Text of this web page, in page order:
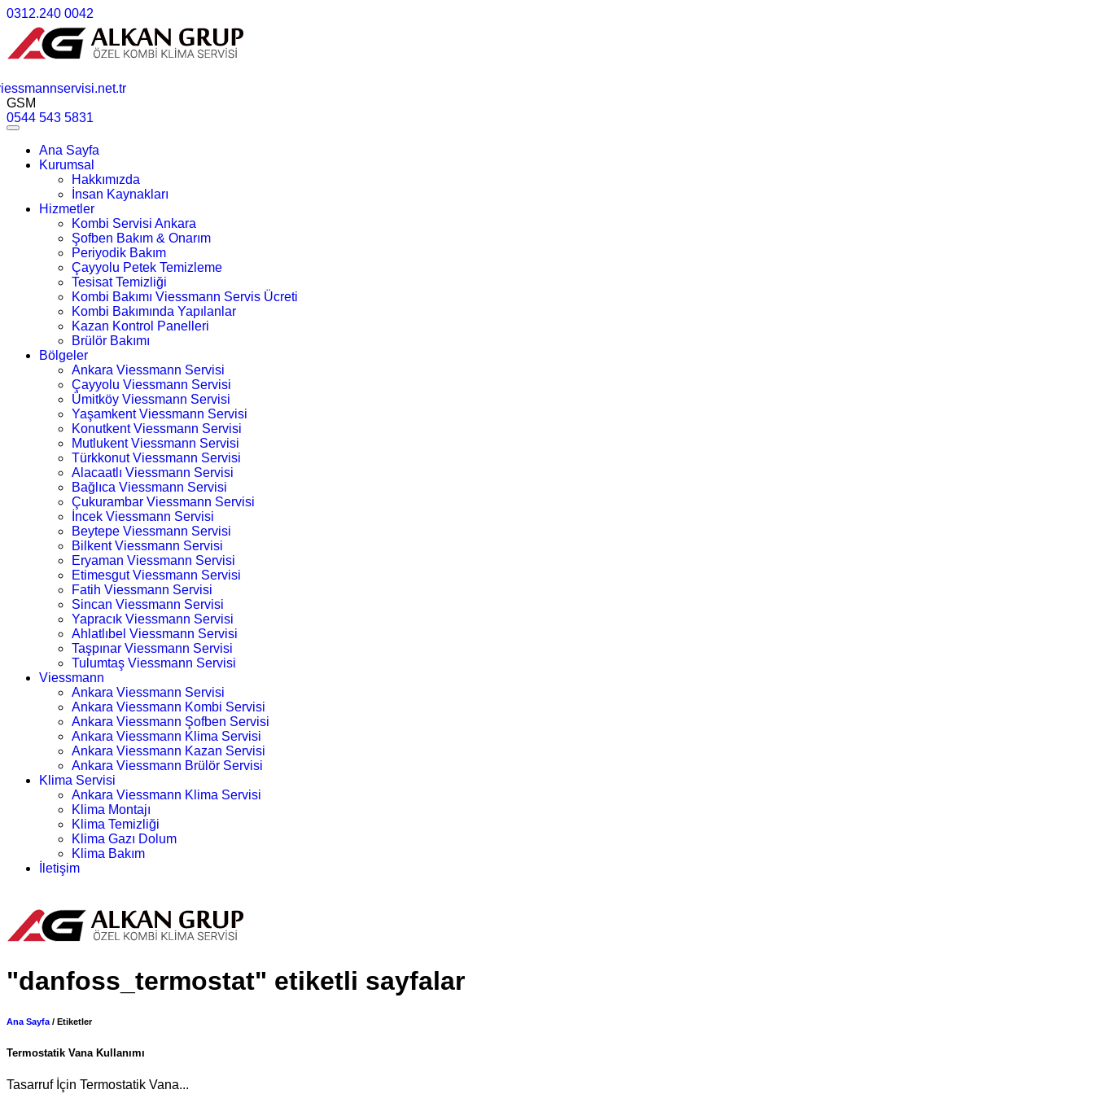
0312.240 0042
GSM
0544 543 5831
Ana Sayfa
Kurumsal
Hakkımızda
İnsan Kaynakları
Hizmetler
Kombi Servisi Ankara
Şofben Bakım & Onarım
Periyodik Bakım
Çayyolu Petek Temizleme
Tesisat Temizliği
Kombi Bakımı Viessmann Servis Ücreti
Kombi Bakımında Yapılanlar
Kazan Kontrol Panelleri
Brülör Bakımı
Bölgeler
Ankara Viessmann Servisi
Çayyolu Viessmann Servisi
Ümitköy Viessmann Servisi
Yaşamkent Viessmann Servisi
Konutkent Viessmann Servisi
Mutlukent Viessmann Servisi
Türkkonut Viessmann Servisi
Alacaatlı Viessmann Servisi
Bağlıca Viessmann Servisi
Çukurambar Viessmann Servisi
İncek Viessmann Servisi
Beytepe Viessmann Servisi
Bilkent Viessmann Servisi
Eryaman Viessmann Servisi
Etimesgut Viessmann Servisi
Fatih Viessmann Servisi
Sincan Viessmann Servisi
Yapracık Viessmann Servisi
Ahlatlıbel Viessmann Servisi
Taşpınar Viessmann Servisi
Tulumtaş Viessmann Servisi
Viessmann
Ankara Viessmann Servisi
Ankara Viessmann Kombi Servisi
Ankara Viessmann Şofben Servisi
Ankara Viessmann Klima Servisi
Ankara Viessmann Kazan Servisi
Ankara Viessmann Brülör Servisi
Klima Servisi
Ankara Viessmann Klima Servisi
Klima Montajı
Klima Temizliği
Klima Gazı Dolum
Klima Bakım
İletişim
"danfoss_termostat" etiketli sayfalar
Ana Sayfa/ Etiketler
Termostatik Vana Kullanımı
Tasarruf İçin Termostatik Vana...